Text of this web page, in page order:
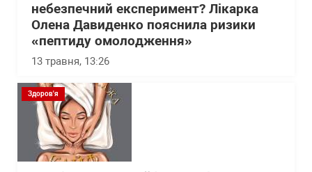
небезпечний експеримент? Лікарка
Олена Давиденко пояснила ризики
«пептиду омолодження»
13 травня, 13:26
Здоров'я